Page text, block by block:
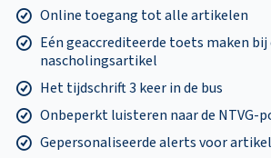
Online toegang tot alle artikelen
Eén geaccrediteerde toets maken bij
nascholingsartikel
Het tijdschrift 3 keer in de bus
Onbeperkt luisteren naar de NTVG-
Gepersonaliseerde alerts voor